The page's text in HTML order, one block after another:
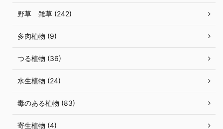
野草 雑草 (242)
多肉植物 (9)
つる植物 (36)
水生植物 (24)
毒のある植物 (83)
寄生植物 (4)